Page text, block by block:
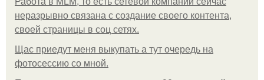
неразрывно связана с создание своего контента,
своей страницы в соц сетях.
Щас приедут меня выкупать а тут очередь на
фотосессию со мной.